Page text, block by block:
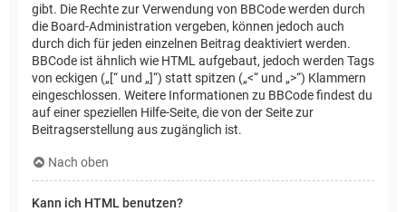
gibt. Die Rechte zur Verwendung von BBCode werden durch
die Board-Administration vergeben, können jedoch auch
durch dich für jeden einzelnen Beitrag deaktiviert werden.
BBCode ist ähnlich wie HTML aufgebaut, jedoch werden Tags
von eckigen („[“ und „]“) statt spitzen („<“ und „>“) Klammern
eingeschlossen. Weitere Informationen zu BBCode findest du
auf einer speziellen Hilfe-Seite, die von der Seite zur
Beitragserstellung aus zugänglich ist.
Nach oben
Kann ich HTML benutzen?